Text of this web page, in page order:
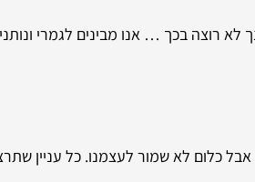
לא רוצה בכך … אנו מבינים לגמרי
אבל כלום לא שמור לעצמנו. כל עניין